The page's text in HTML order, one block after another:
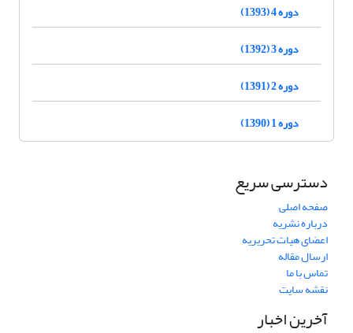
دوره 4 (1393)
دوره 3 (1392)
دوره 2 (1391)
دوره 1 (1390)
دسترسی سریع
صفحه اصلی
درباره نشریه
اعضای هیات تحریریه
ارسال مقاله
تماس با ما
نقشه سایت
آخرین اخبار